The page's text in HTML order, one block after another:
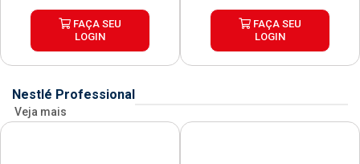
FAÇA SEU
LOGIN
FAÇA SEU
LOGIN
Nestlé Professional
Veja mais